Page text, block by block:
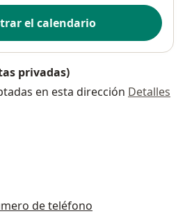
el calendario
privadas)
en esta dirección Detalles
de teléfono